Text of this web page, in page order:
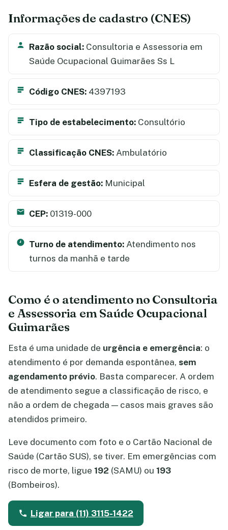
Informações de cadastro (CNES)
Razão social: Consultoria e Assessoria em
Saúde Ocupacional Guimarães Ss L
Código CNES: 4397193
Tipo de estabelecimento: Consultório
Classificação CNES: Ambulatório
Esfera de gestão: Municipal
CEP: 01319-000
Turno de atendimento: Atendimento nos
turnos da manhã e tarde
Como é o atendimento no Consultoria
e Assessoria em Saúde Ocupacional
Guimarães
Esta é uma unidade de urgência e emergência: o
atendimento é por demanda espontânea, sem
agendamento prévio. Basta comparecer. A ordem
de atendimento segue a classificação de risco, e
não a ordem de chegada — casos mais graves são
atendidos primeiro.
Leve documento com foto e o Cartão Nacional de
Saúde (Cartão SUS), se tiver. Em emergências com
risco de morte, ligue 192 (SAMU) ou 193
(Bombeiros).
Ligar para (11) 3115-1422